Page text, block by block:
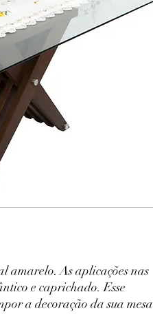
amarelo. As aplicações nas
e caprichado. Esse
a decoração da sua mesa